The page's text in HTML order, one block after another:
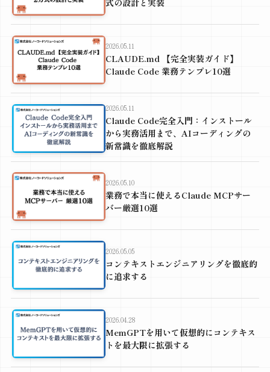
式の設計と実装
2026.05.11
CLAUDE.md 【完全実装ガイド】
Claude Code 業務テンプレ10選
2026.05.11
Claude Code完全入門：インストール
から実務活用まで、AIコーディングの
新常識を徹底解説
2026.05.10
業務で本当に使えるClaude MCPサー
バー厳選10選
2026.05.05
コンテキストエンジニアリングを徹底的
に追求する
2026.04.28
MemGPTを用いて仮想的にコンテキス
トを最大限に拡張する